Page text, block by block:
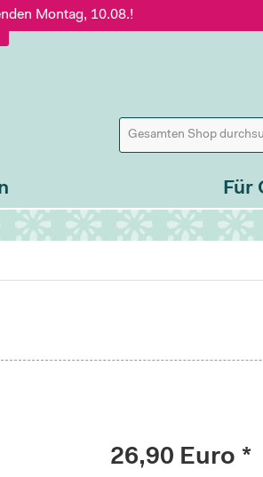
Montag, 10.08.!
ab 95 € Warenwert
Montag, 10.08.!
Für
26,90 Euro *